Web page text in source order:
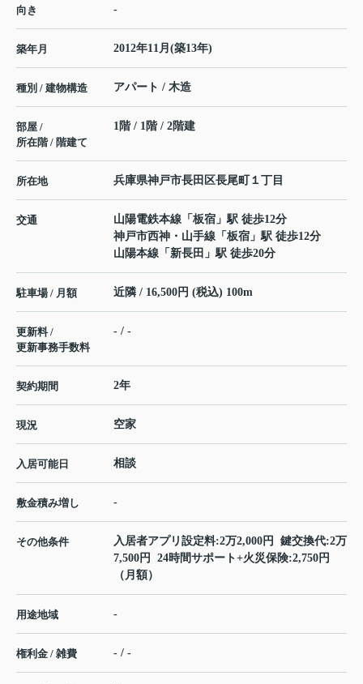
向き -
築年月 2012年11月(築13年)
種別 / 建物構造 アパート / 木造
部屋 /
所在階 / 階建て
1階 / 1階 / 2階建
所在地 兵庫県神戸市長田区長尾町 １丁目
交通 山陽電鉄本線 「 板宿 」駅 徒歩12分
神戸市西神・山手線 「 板宿 」駅 徒歩12分
山陽本線 「 新長田 」駅 徒歩20分
駐車場 / 月額 近隣 / 16,500円 (税込) 100m
更新料 /
更新事務手数料
- / -
契約期間 2年
現況 空家
入居可能日 相談
敷金積み増し -
その他条件
入居者アプリ設定料:2万2,000円 鍵交換代:2万
7,500円 24時間サポート+火災保険:2,750円
（月額）
用途地域 -
権利金 / 雑費 - / -